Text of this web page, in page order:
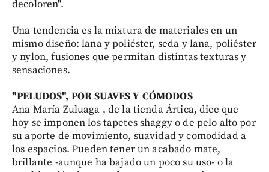
decoloren".
Una tendencia es la mixtura de materiales en un
mismo diseño: lana y poliéster, seda y lana, poliéster
y nylon, fusiones que permitan distintas texturas y
sensaciones.
"PELUDOS", POR SUAVESY CÓMODOS
Ana María Zuluaga , de la tienda Ártica, dice que
hoy se imponen los tapetes shaggy o de pelo alto por
su aporte de movimiento, suavidad y comodidad a
los espacios. Pueden tener un acabado mate,
brillante -aunque ha bajado un poco su uso- o la